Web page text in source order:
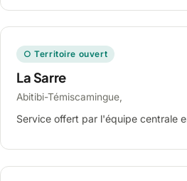
○ Territoire ouvert
La Sarre
Abitibi-Témiscamingue,
Service offert par l'équipe centrale